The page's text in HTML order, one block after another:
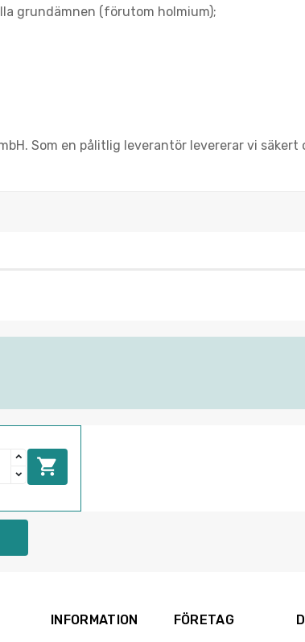
grundämnen (förutom holmium);
Som en pålitlig leverantör levererar vi

INFORMATION FÖRETAG